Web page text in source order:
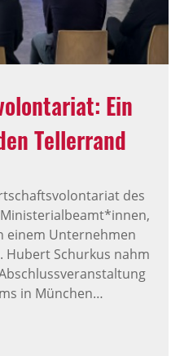
Ein
Teller­rand
des
einem Unternehmen
Hubert Schurkus nahm
in München…